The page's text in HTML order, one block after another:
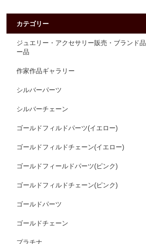
カテゴリー
ジュエリー・アクセサリー販売・ブランド
ー品
作家作品ギャラリー
シルバーパーツ
シルバーチェーン
ゴールドフィルドパーツ(イエロー)
ゴールドフィルドチェーン(イエロー)
ゴールドフィールドパーツ(ピンク)
ゴールドフィルドチェーン(ピンク)
ゴールドパーツ
ゴールドチェーン
プラチナ